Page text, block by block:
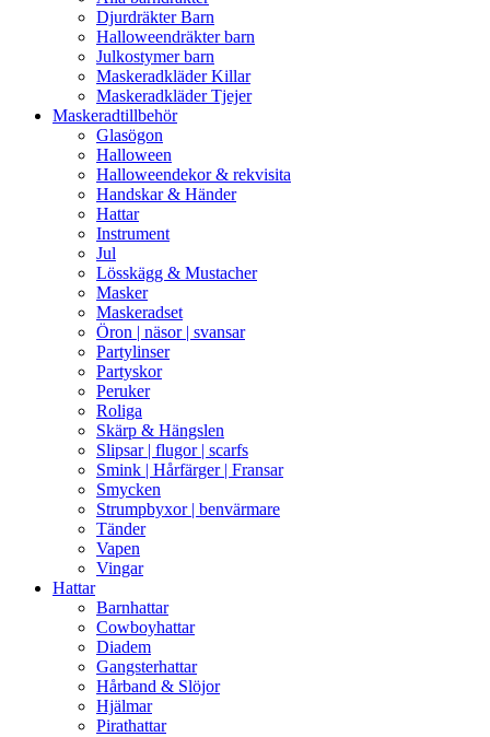
Djurdräkter Barn
Halloweendräkter barn
Julkostymer barn
Maskeradkläder Killar
Maskeradkläder Tjejer
Maskeradtillbehör
Glasögon
Halloween
Halloweendekor & rekvisita
Handskar & Händer
Hattar
Instrument
Jul
Lösskägg & Mustacher
Masker
Maskeradset
Öron | näsor | svansar
Partylinser
Partyskor
Peruker
Roliga
Skärp & Hängslen
Slipsar | flugor | scarfs
Smink | Hårfärger | Fransar
Smycken
Strumpbyxor | benvärmare
Tänder
Vapen
Vingar
Hattar
Barnhattar
Cowboyhattar
Diadem
Gangsterhattar
Hårband & Slöjor
Hjälmar
Pirathattar